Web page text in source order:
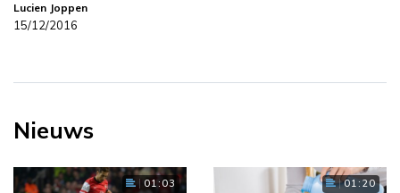
Lucien Joppen
15/12/2016
Nieuws
01:03 01:20